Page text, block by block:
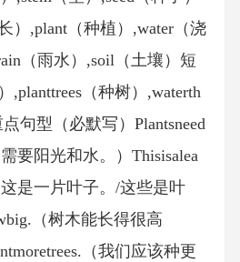
）,plant（种植）,water（浇
（雨水）,soil（土壤）短
,planttrees（种树）,waterth
句型（必默写）Plantsneed
要阳光和水。）Thisisalea
这是一片叶子。/这些是叶
（树木能长得很高
（我们应该种更